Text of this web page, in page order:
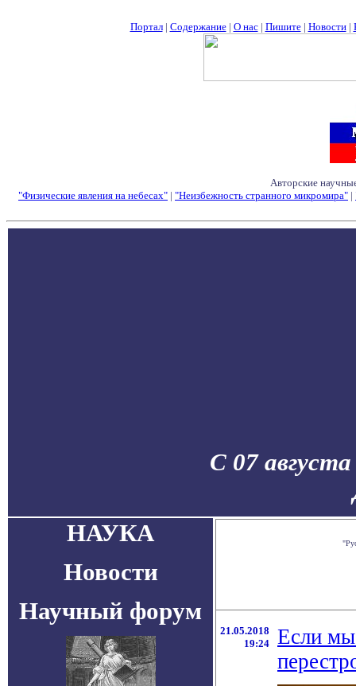
Портал| Содержание| О нас| Пишите| Новости|
Авторские
"Физические явления на небесах" | "Неизбежность странного микромира" |
С 07
НАУКА
Новости
Научный форум
21.05.2018
19:24
Если мы